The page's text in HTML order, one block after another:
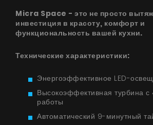
Контакты
UA
Micra Space - это не просто
инвестиция в красоту, комфорт и
функциональность вашей кухни.
Технические характеристики:
Энергоэффективное LED-
Высокоэффективная турбина
работы
Автоматический 9-минутный